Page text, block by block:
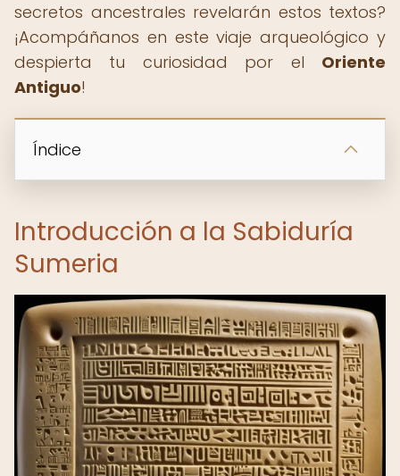
secretos ancestrales revelarán estos textos?
¡Acompáñanos en este viaje arqueológico y
despierta tu curiosidad por el Oriente
Antiguo!
Índice
Introducción a la Sabiduría
Sumeria